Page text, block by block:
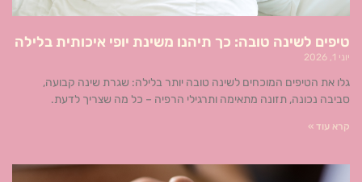
טיפים לשינה טובה: כך תיהנו משינת יופי איכותית בלילה
יוני 1, 2026
גלו את הטיפים המוכחים לשינה טובה יותר בלילה: שגרת שינה קבועה,
סביבה נכונה, תזונה מתאימה ותרגילי הרפיה – כל מה שצריך לדעת.
קרא עוד »